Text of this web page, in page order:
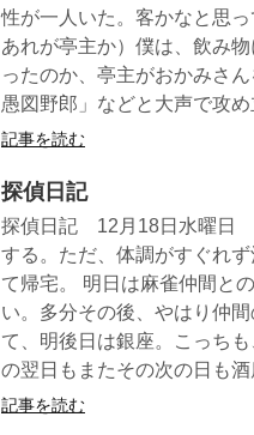
性が一人いた。客かなと思
あれが亭主か）僕は、飲み
ったのか、亭主がおかみさ
愚図野郎」などと大声で攻
記事を読む
探偵日記
探偵日記 12月18日水曜日
する。ただ、体調がすぐれ
て帰宅。 明日は麻雀仲間と
い。多分その後、やはり仲
て、明後日は銀座。こっち
の翌日もまたその次の日も
記事を読む